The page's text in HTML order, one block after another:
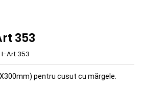
353
Art 353
pentru cusut cu mărgele.